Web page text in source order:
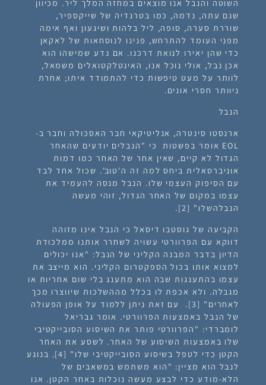
השוטה והנבל אנו מוצאים במחזה המלך ליר. מכיוון
שגם עתה, נדמה, כמו בטרגדיה של שייקספיר,
שוררת סערה, סופה, ליל בלהות ושיגעון ואף אימה
מפני העומד להתרחש, פנינו לנוסחאות של לאקאן
כדי שהן יאירו לנואת דרכנו. אם נדע שמישהו הוא
אכן נבל, אולי נוכל אנו, האינטלקטואלים משמאל,
לוותר על מעט טיפשות כדי להתמודד איתו; אחרת
ניוותר חסרי אונים.
הנבל
ארנסטו סינטרה, אנליטיקאי חבר האסכולה וחבר ב-
EOL אומר בפשטות כי "הנבלים יודעים שהאחר
הגדול לא קיים, שאין אחר של האחר כמו דמות
אוניברסאלית ביחס למה זה ה'טוב'. שכול אחד לבד
עם הסיפוק העצמי שלו. הנבל מנסה להעמיד את
עצמו במקום של האחר הגדול, זוהי מעשה
הנבלהשלו" [2].
הקביעה של גוסטבו דיסאל כי הנבל אינו מזוהה
דווקא עם הפרוורטי עשויה לשחרר אותנו ממלכודת
הדיון בדבר המבנה הקליני של הנבל: "אנו יכולים
למצוא אותו בכול הספקטרום הקליני. הוא מייצב את
עצמו בהתענגות שבה הוא מתענג בלי שום אחריות או
מגבלה. ולא אכפת לו בכלל מההשלכות שיווצרו מכך
לאחרים" [3]. עם זאת ניתן ללמוד על אופן הפעולה
של הנבל באמצעות הפרוורטי. אומר גבריאל
לומברדי: "הפרוורטי פותר את השיסוע הסובייקטיבי
שלו באמצעות השיסוע של האחר. לשסע את האחר
הקטן כדי לטפל בשיסוע הסובייקטיבי שלו" [4]. בנוגע
לנבל הוא מציין: "הוא משתמש במשאבים של
הלא-מודע כדי לבצע מעשה נוכלות באחר הקטן. אנו